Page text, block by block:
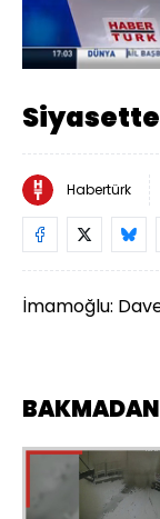
Sesi
Aç
Habertürk
İmamoğlu:
BAKMADAN